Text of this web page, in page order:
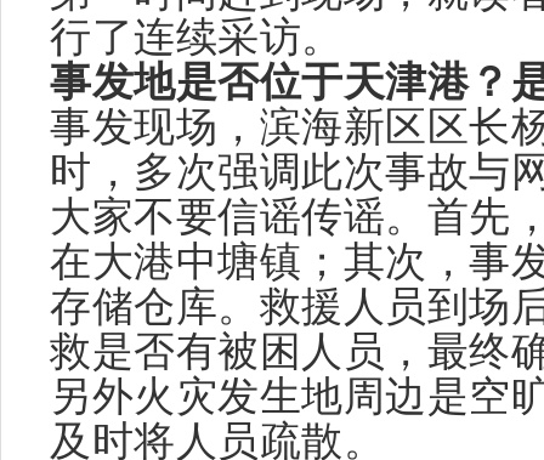
行了连续采访。
事发地是否位于天津港？
事发现场，滨海新区区长
时，多次强调此次事故与
大家不要信谣传谣。首先
在大港中塘镇；其次，事
存储仓库。救援人员到场
救是否有被困人员，最终
另外火灾发生地周边是空
及时将人员疏散。